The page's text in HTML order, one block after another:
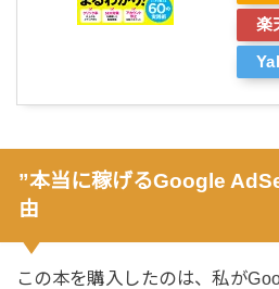
楽
”本当に稼げるGoogle
由
この本を購入したのは、私が